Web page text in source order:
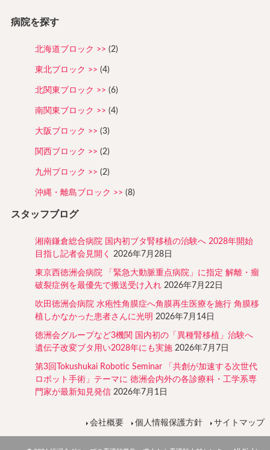
病院を探す
北海道ブロック (2)
東北ブロック (4)
北関東ブロック (6)
南関東ブロック (4)
大阪ブロック (3)
関西ブロック (2)
九州ブロック (2)
沖縄・離島ブロック (8)
スタッフブログ
湘南鎌倉総合病院 国内初ブタ腎移植の治験へ 2028年開始
目指し記者会見開く
2026年7月28日
東京西徳洲会病院 「緊急大動脈重点病院」に指定 解離・瘤
破裂症例を最優先で搬送受け入れ 2026年7月22日
吹田徳洲会病院 水疱性角膜症へ角膜再生医療を施行 角膜移
植しかなかった患者さんに光明 2026年7月14日
徳洲会グループなど3機関 国内初の「異種腎移植」治験へ
遺伝子改変ブタ用い2028年にも実施 2026年7月7日
第3回Tokushukai Robotic Seminar 「共創が加速する次世代
ロボット手術」テーマに 徳洲会内外の各診療科・工学系専
門家が最新知見発信 2026年7月1日
会社概要 個人情報保護方針 サイトマップ